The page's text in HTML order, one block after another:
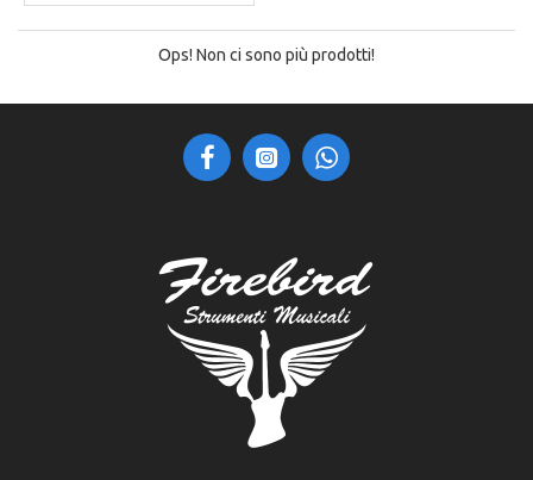
Ops! Non ci sono più prodotti!